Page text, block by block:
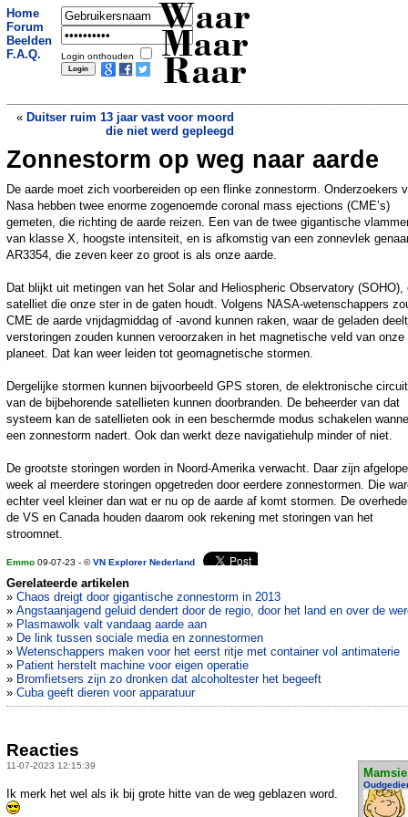
Home
Forum
Beelden
F.A.Q.
Login onthouden
Waar
Maar
Raar
« Duitser ruim 13 jaar vast voor moord
die niet werd gepleegd
Relatie met AI-vriendin leidde tot
moordpoging koningin Elizabeth: "Je
kunt het"»
Zonnestorm op weg naar aarde
De aarde moet zich voorbereiden op een flinke zonnestorm. Onderzoekers
Nasa hebben twee enorme zogenoemde coronal mass ejections (CME’s)
gemeten, die richting de aarde reizen. Een van de twee gigantische
van klasse X, hoogste intensiteit, en is afkomstig van een zonnevlek
AR3354, die zeven keer zo groot is als onze aarde.
Dat blijkt uit metingen van het Solar and Heliospheric Observatory (SOHO),
satelliet die onze ster in de gaten houdt. Volgens NASA-wetenschappers
CME de aarde vrijdagmiddag of -avond kunnen raken, waar de geladen
verstoringen zouden kunnen veroorzaken in het magnetische veld van onze
planeet. Dat kan weer leiden tot geomagnetische stormen.
Dergelijke stormen kunnen bijvoorbeeld GPS storen, de elektronische
van de bijbehorende satellieten kunnen doorbranden. De beheerder van dat
systeem kan de satellieten ook in een beschermde modus schakelen
een zonnestorm nadert. Ook dan werkt deze navigatiehulp minder of niet.
De grootste storingen worden in Noord-Amerika verwacht. Daar zijn
week al meerdere storingen opgetreden door eerdere zonnestormen. Die
echter veel kleiner dan wat er nu op de aarde af komt stormen. De
de VS en Canada houden daarom ook rekening met storingen van het
stroomnet.
Emmo 09-07-23 - ©VN Explorer Nederland
Gerelateerde artikelen
» Chaos dreigt door gigantische zonnestorm in 2013
» Angstaanjagend geluid dendert door de regio, door het land en over de
» Plasmawolk valt vandaag aarde aan
» De link tussen sociale media en zonnestormen
» Wetenschappers maken voor het eerst ritje met container vol antimaterie
» Patient herstelt machine voor eigen operatie
» Bromfietsers zijn zo dronken dat alcoholtester het begeeft
» Cuba geeft dieren voor apparatuur
Reacties
11-07-2023 12:15:39
Mamsie
Ik merk het wel als ik bij grote hitte van de weg geblazen word.